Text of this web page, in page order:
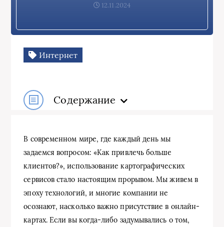
12.11.2024
Интернет
Содержание
В современном мире, где каждый день мы
задаемся вопросом: «Как привлечь больше
клиентов?», использование картографических
сервисов стало настоящим прорывом. Мы живем в
эпоху технологий, и многие компании не
осознают, насколько важно присутствие в онлайн-
картах. Если вы когда-либо задумывались о том,